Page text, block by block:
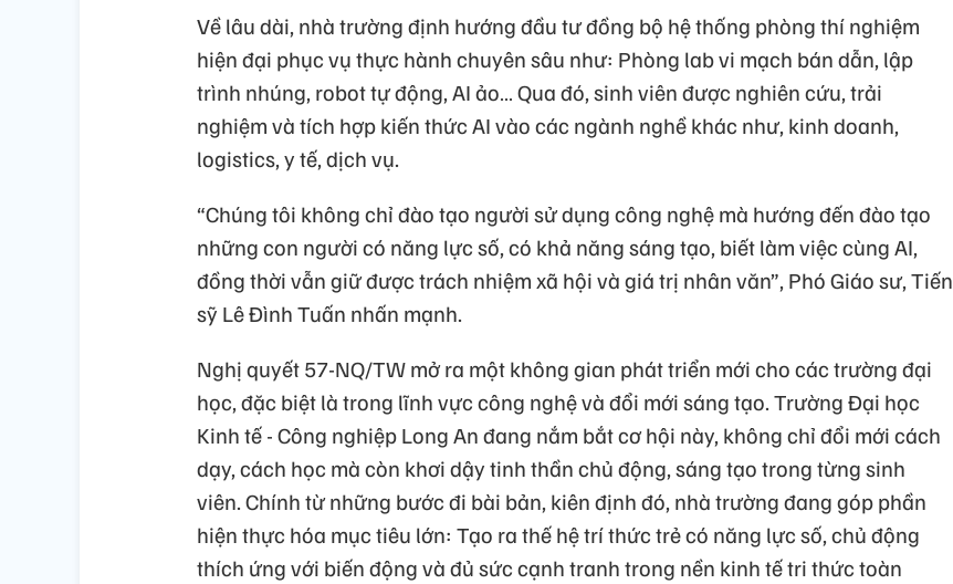
Về lâu dài, nhà trường định hướng đầu tư đồng bộ hệ thống phòng thí nghiệm
hiện đại phục vụ thực hành chuyên sâu như: Phòng lab vi mạch bán dẫn, lập
trình nhúng, robot tự động, AI ảo… Qua đó, sinh viên được nghiên cứu, trải
nghiệm và tích hợp kiến thức AI vào các ngành nghề khác như, kinh doanh,
logistics, y tế, dịch vụ.
“Chúng tôi không chỉ đào tạo người sử dụng công nghệ mà hướng đến đào tạo
những con người có năng lực số, có khả năng sáng tạo, biết làm việc cùng AI,
đồng thời vẫn giữ được trách nhiệm xã hội và giá trị nhân văn”, Phó Giáo sư, Tiến
sỹ Lê Đình Tuấn nhấn mạnh.
Nghị quyết 57-NQ/TW mở ra một không gian phát triển mới cho các trường đại
học, đặc biệt là trong lĩnh vực công nghệ và đổi mới sáng tạo. Trường Đại học
Kinh tế - Công nghiệp Long An đang nắm bắt cơ hội này, không chỉ đổi mới cách
dạy, cách học mà còn khơi dậy tinh thần chủ động, sáng tạo trong từng sinh
viên. Chính từ những bước đi bài bản, kiên định đó, nhà trường đang góp phần
hiện thực hóa mục tiêu lớn: Tạo ra thế hệ trí thức trẻ có năng lực số, chủ động
thích ứng với biến động và đủ sức cạnh tranh trong nền kinh tế tri thức toàn